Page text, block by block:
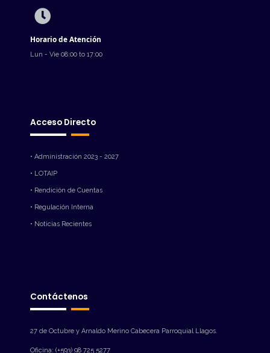
Horario de Atención
Lun - Vie 08:00 to 17:00
Acceso Directo
• Administración 2023 - 2027
• LOTAIP
• Rendición de Cuentas
• Regulación Interna
• Noticias Recientes
Contáctenos
27 de Octubre y Arnaldo Merino Cabecera Parroquial Llagos.
Oficina: (+593) 98 725 5277